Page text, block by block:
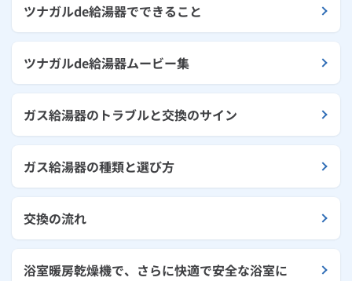
ツナガルde給湯器でできること
ツナガルde給湯器ムービー集
ガス給湯器のトラブルと交換のサイン
ガス給湯器の種類と選び方
交換の流れ
浴室暖房乾燥機で、さらに快適で安全な浴室に